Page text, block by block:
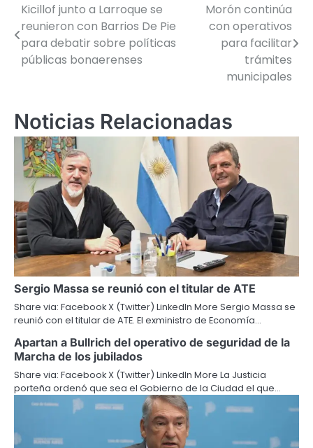
Navegación
de
entradas
Kicillof junto a Larroque se
reunieron con Barrios De Pie
para debatir sobre políticas
públicas bonaerenses
Morón continúa
con operativos
para facilitar
trámites
municipales
Noticias Relacionadas
Sergio Massa se reunió con el titular de ATE
Share via: Facebook X (Twitter) LinkedIn More Sergio Massa se
reunió con el titular de ATE. El exministro de Economía…
Apartan a Bullrich del operativo de seguridad de la
Marcha de los jubilados
Share via: Facebook X (Twitter) LinkedIn More La Justicia
porteña ordenó que sea el Gobierno de la Ciudad el que…